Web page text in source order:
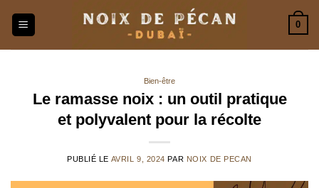
0
Bien-être
Le ramasse noix : un outil pratique
et polyvalent pour la récolte
PUBLIÉ LE AVRIL 9, 2024 PAR NOIX DE PECAN